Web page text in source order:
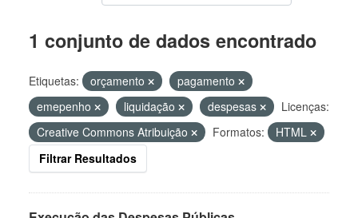
1 conjunto de dados encontrado
Etiquetas: orçamento
pagamento
emepenho
liquidação despesas
Licenças:
Creative Commons Atribuição
Formatos:
HTML
Filtrar Resultados